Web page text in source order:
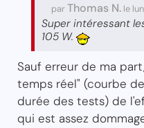
parThomas N. le
Super intéressant
105 W.
Sauf erreur de ma
temps réel" (courbe
durée des tests) de
qui est assez